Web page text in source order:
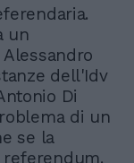
un
dell'Idv
Di
di un
se la
referendum.